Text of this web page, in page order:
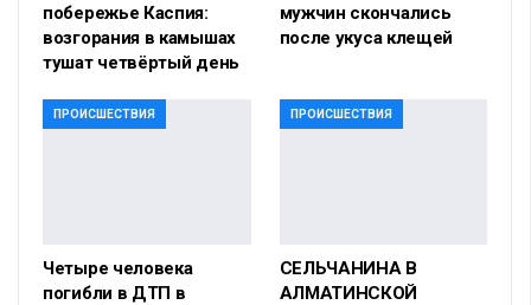
побережье Каспия:
возгорания в камышах
тушат четвёртый день
мужчин скончались
после укуса клещей
ПРОИСШЕСТВИЯ
Четыре человека
погибли в ДТП в
ПРОИСШЕСТВИЯ
СЕЛЬЧАНИНА В
АЛМАТИНСКОЙ